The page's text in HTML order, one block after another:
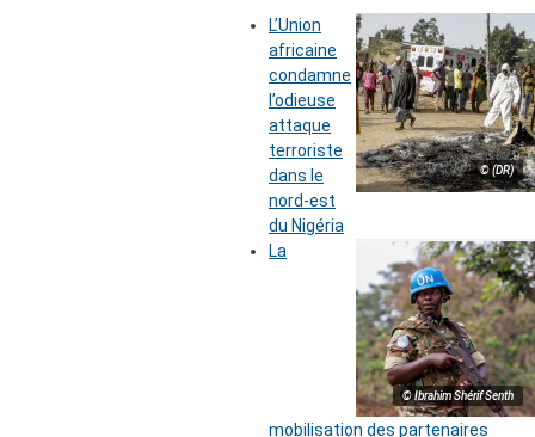
© (DR)
L’Union
africaine
condamne
l’odieuse
attaque
terroriste
dans le
nord-est
du Nigéria
© Ibrahim Shérif Senth
La
mobilisation des partenaires